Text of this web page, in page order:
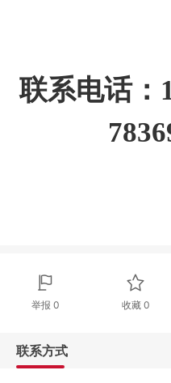
联系电话：
举报 0 收藏 0
联系方式